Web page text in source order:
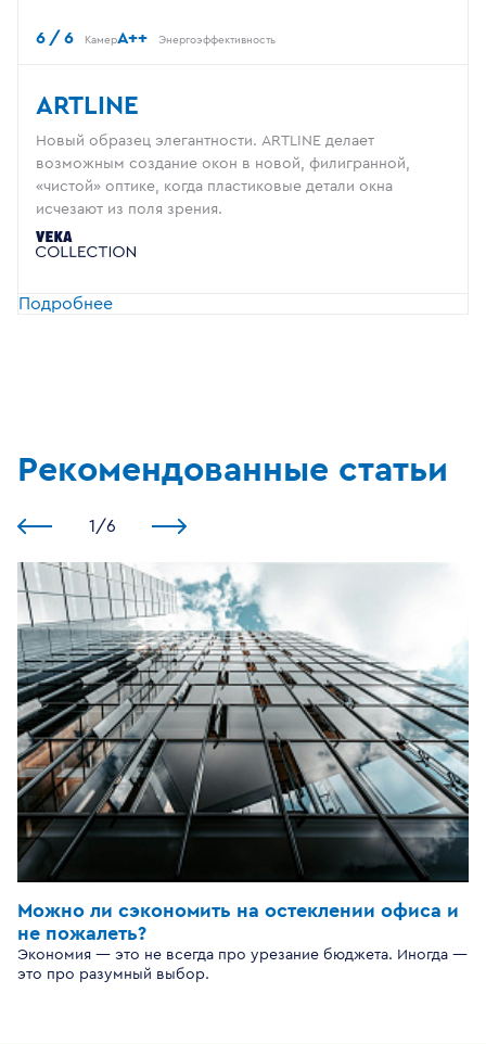
6 / 6 КамерA++ Энергоэффективность
ARTLINE
Новый образец элегантности. ARTLINE делает
возможным создание окон в новой, филигранной,
«чистой» оптике, когда пластиковые детали окна
исчезают из поля зрения.
Подробнее
Рекомендованные статьи
1 /6
Можно ли сэкономить на остеклении офиса и
не пожалеть?
Экономия — это не всегда про урезание бюджета. Иногда —
это про разумный выбор.